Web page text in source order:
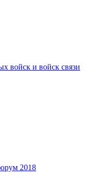
войск и войск связи
2018